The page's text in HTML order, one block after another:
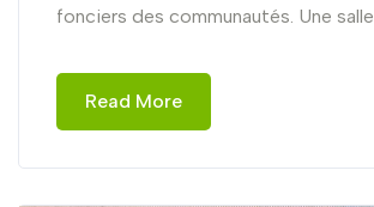
fonciers des communautés. Une salle
Read More